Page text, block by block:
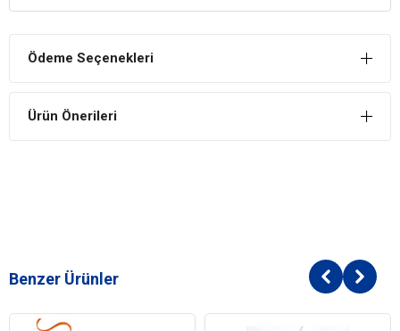
doğal koruma sağlanır.
Kesinlikle tahıl bulunmaz. Her ürünümüz GDO’suzdur.
Düşük glisemik indeksi sayesinde tahıllar olmadığı için gün boyunca
Bezelye nişastası
Balık yağı (ringa balığı)
Kinoa çekirdeği ekstratı
Ödeme Seçenekleri
Ürün Önerileri
Benzer Ürünler